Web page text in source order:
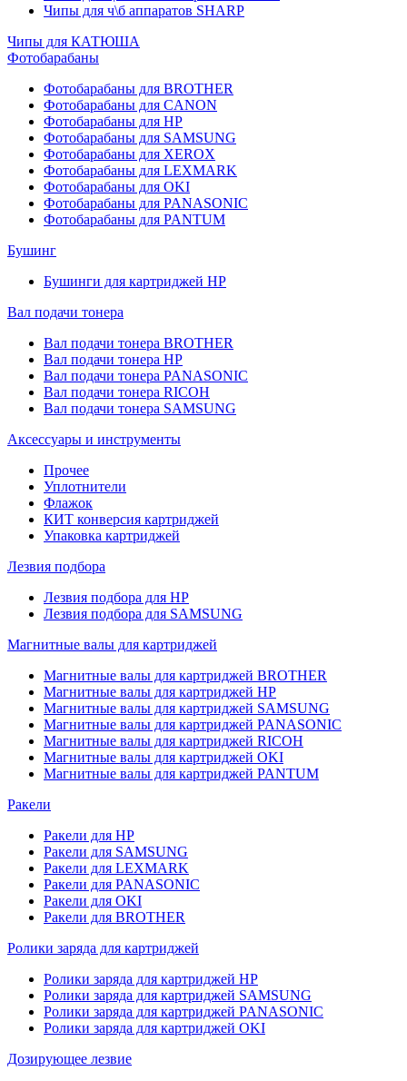
Чипы для ч\б аппаратов SHARP
Чипы для КАТЮША
Фотобарабаны
Фотобарабаны для BROTHER
Фотобарабаны для CANON
Фотобарабаны для HP
Фотобарабаны для SAMSUNG
Фотобарабаны для XEROX
Фотобарабаны для LEXMARK
Фотобарабаны для OKI
Фотобарабаны для PANASONIC
Фотобарабаны для PANTUM
Бушинг
Бушинги для картриджей HP
Вал подачи тонера
Вал подачи тонера BROTHER
Вал подачи тонера HP
Вал подачи тонера PANASONIC
Вал подачи тонера RICOH
Вал подачи тонера SAMSUNG
Аксессуары и инструменты
Прочее
Уплотнители
Флажок
КИТ конверсия картриджей
Упаковка картриджей
Лезвия подбора
Лезвия подбора для HP
Лезвия подбора для SAMSUNG
Магнитные валы для картриджей
Магнитные валы для картриджей BROTHER
Магнитные валы для картриджей HP
Магнитные валы для картриджей SAMSUNG
Магнитные валы для картриджей PANASONIC
Магнитные валы для картриджей RICOH
Магнитные валы для картриджей OKI
Магнитные валы для картриджей PANTUM
Ракели
Ракели для HP
Ракели для SAMSUNG
Ракели для LEXMARK
Ракели для PANASONIC
Ракели для OKI
Ракели для BROTHER
Ролики заряда для картриджей
Ролики заряда для картриджей HP
Ролики заряда для картриджей SAMSUNG
Ролики заряда для картриджей PANASONIC
Ролики заряда для картриджей OKI
Дозирующее лезвие